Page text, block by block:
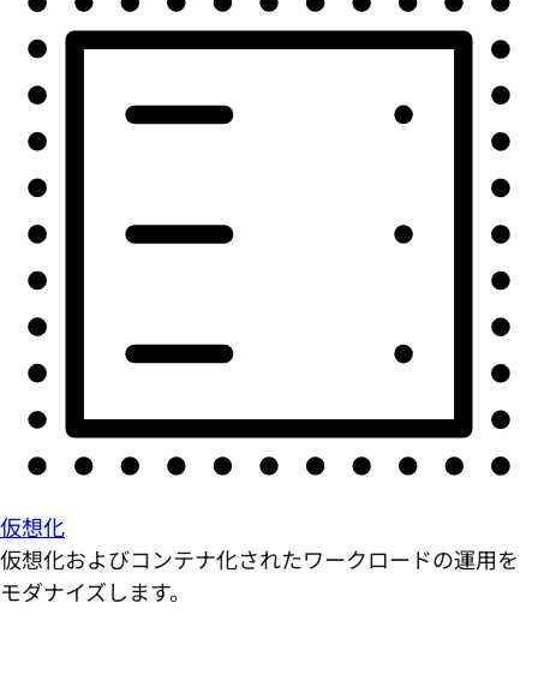
仮想化
仮想化およびコンテナ化されたワークロードの運用を
モダナイズします。